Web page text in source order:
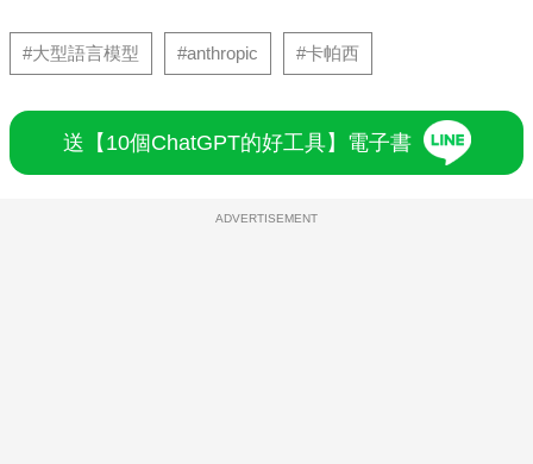
#大型語言模型 #anthropic #卡帕西
送【10個ChatGPT的好工具】電子書
ADVERTISEMENT